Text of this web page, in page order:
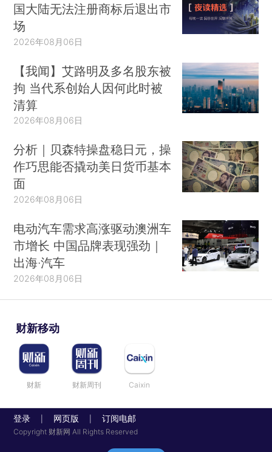
国大陆无法注册商标后退出市
场
2026年08月06日
【我闻】艾路明及多名股东被
拘 当代系创始人因何此时被
清算
2026年08月06日
分析｜贝森特操盘稳日元，操
作巧思能否撬动美日货币基本
面
2026年08月06日
电动汽车需求高涨驱动澳洲车
市增长 中国品牌表现强劲｜
出海·汽车
2026年08月06日
财新移动
财新 财新周刊 Caixin
登录 网页版 订阅电邮
Copyright 财新网 All Rights Reserved